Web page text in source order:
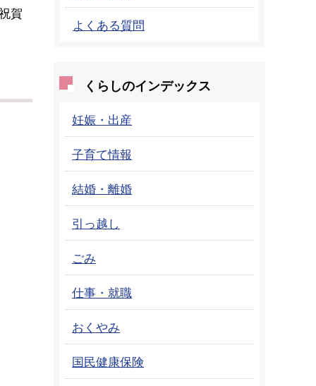
賀
よくある質問
くらしのインデックス
妊娠・出産
子育て情報
結婚・離婚
引っ越し
ごみ
仕事・就職
おくやみ
国民健康保険